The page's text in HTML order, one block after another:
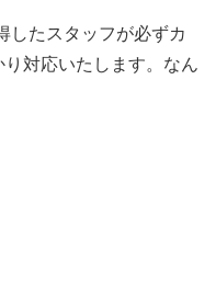
したスタッフが必ずカ
対応いたします。なん